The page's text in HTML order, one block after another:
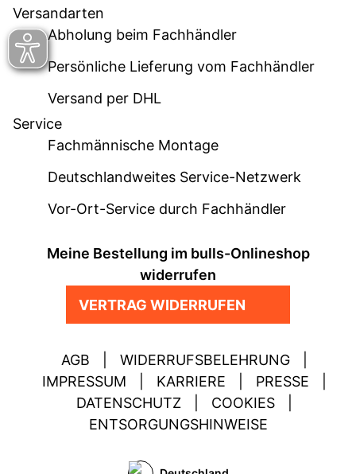
Versandarten
Abholung beim Fachhändler
Persönliche Lieferung vom Fachhändler
Versand per DHL
Service
Fachmännische Montage
Deutschlandweites Service-Netzwerk
Vor-Ort-Service durch Fachhändler
Meine Bestellung im bulls-Onlineshop
widerrufen
VERTRAG WIDERRUFEN
AGB WIDERRUFSBELEHRUNG
IMPRESSUM
KARRIERE PRESSE
DATENSCHUTZ
COOKIES
ENTSORGUNGSHINWEISE